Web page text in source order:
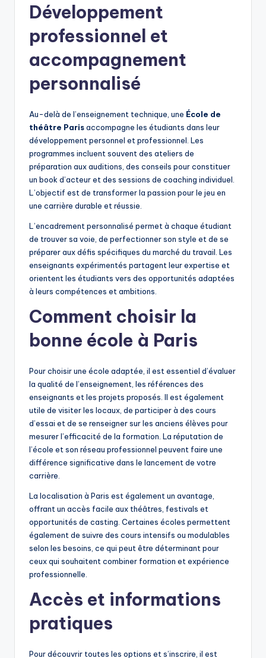
Développement
professionnel et
accompagnement
personnalisé
Au-delà de l’enseignement technique, une École de
théâtre Parisaccompagne les étudiants dans leur
développement personnel et professionnel. Les
programmes incluent souvent des ateliers de
préparation aux auditions, des conseils pour constituer
un book d’acteur et des sessions de coaching individuel.
L’objectif est de transformer la passion pour le jeu en
une carrière durable et réussie.
L’encadrement personnalisé permet à chaque étudiant
de trouver sa voie, de perfectionner son style et de se
préparer aux défis spécifiques du marché du travail. Les
enseignants expérimentés partagent leur expertise et
orientent les étudiants vers des opportunités adaptées
à leurs compétences et ambitions.
Comment choisir la
bonne école à Paris
Pour choisir une école adaptée, il est essentiel d’évaluer
la qualité de l’enseignement, les références des
enseignants et les projets proposés. Il est également
utile de visiter les locaux, de participer à des cours
d’essai et de se renseigner sur les anciens élèves pour
mesurer l’efficacité de la formation. La réputation de
l’école et son réseau professionnel peuvent faire une
différence significative dans le lancement de votre
carrière.
La localisation à Paris est également un avantage,
offrant un accès facile aux théâtres, festivals et
opportunités de casting. Certaines écoles permettent
également de suivre des cours intensifs ou modulables
selon les besoins, ce qui peut être déterminant pour
ceux qui souhaitent combiner formation et expérience
professionnelle.
Accès et informations
pratiques
Pour découvrir toutes les options et s’inscrire, il est